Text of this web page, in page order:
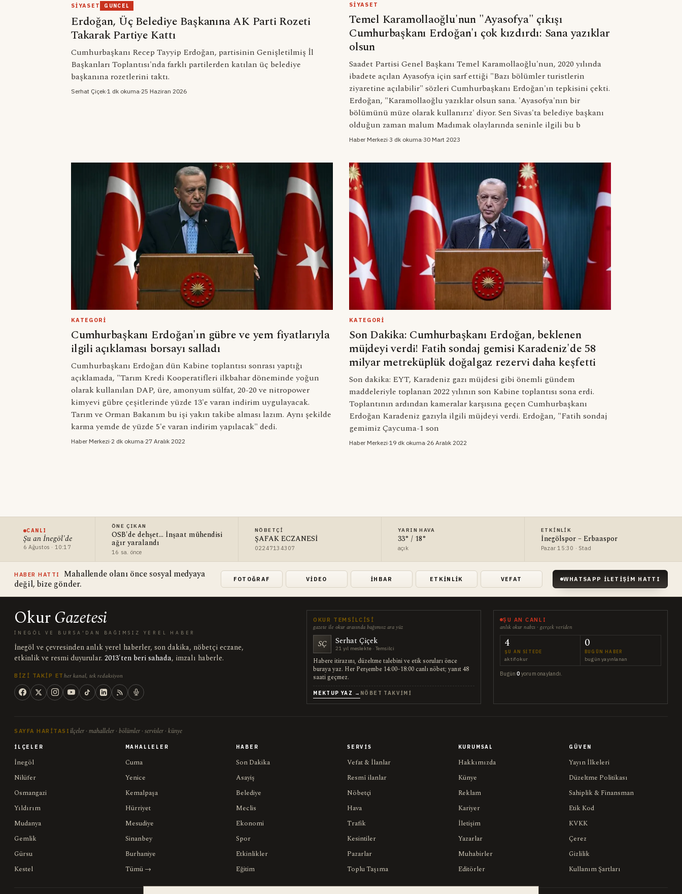
SIYASET GUNCEL
Erdoğan, Üç Belediye Başkanına AK Parti Rozeti
Takarak Partiye Kattı
Cumhurbaşkanı Recep Tayyip Erdoğan, partisinin Genişletilmiş İl
Başkanları Toplantısı'nda farklı partilerden katılan üç belediye
başkanına rozetlerini taktı.
Serhat Çiçek·1 dk okuma·25 Haziran 2026
SIYASET
Temel Karamollaoğlu'nun "Ayasofya" çıkışı
Cumhurbaşkanı Erdoğan'ı çok kızdırdı: Sana yazıklar
olsun
Saadet Partisi Genel Başkanı Temel Karamollaoğlu'nun, 2020 yılında
ibadete açılan Ayasofya için sarf ettiği "Bazı bölümler turistlerin
ziyaretine açılabilir" sözleri Cumhurbaşkanı Erdoğan'ın tepkisini çekti.
Erdoğan, "Karamollaoğlu yazıklar olsun sana. 'Ayasofya'nın bir
bölümünü müze olarak kullanırız' diyor. Sen Sivas'ta belediye başkanı
olduğun zaman malum Madımak olaylarında seninle ilgili bu b
Haber Merkezi·3 dk okuma·30 Mart 2023
KATEGORI
Cumhurbaşkanı Erdoğan'ın gübre ve yem fiyatlarıyla
ilgili açıklaması borsayı salladı
Cumhurbaşkanı Erdoğan dün Kabine toplantısı sonrası yaptığı
açıklamada, "Tarım Kredi Kooperatifleri ilkbahar döneminde yoğun
olarak kullanılan DAP, üre, amonyum sülfat, 20-20 ve nitropower
kimyevi gübre çeşitlerinde yüzde 13'e varan indirim uygulayacak.
Tarım ve Orman Bakanım bu işi yakın takibe alması lazım. Aynı şekilde
karma yemde de yüzde 5'e varan indirim yapılacak" dedi.
Haber Merkezi·2 dk okuma·27 Aralık 2022
KATEGORI
Son Dakika: Cumhurbaşkanı Erdoğan, beklenen
müjdeyi verdi! Fatih sondaj gemisi Karadeniz'de 58
milyar metreküplük doğalgaz rezervi daha keşfetti
Son dakika: EYT, Karadeniz gazı müjdesi gibi önemli gündem
maddeleriyle toplanan 2022 yılının son Kabine toplantısı sona erdi.
Toplantının ardından kameralar karşısına geçen Cumhurbaşkanı
Erdoğan Karadeniz gazıyla ilgili müjdeyi verdi. Erdoğan, "Fatih sondaj
gemimiz Çaycuma-1 son
Haber Merkezi·19 dk okuma·26 Aralık 2022
CANLI
Şu an İnegöl'de
6 Ağustos · 10:17
ÖNE ÇIKAN
OSB'de dehşet... İnşaat mühendisi
ağır yaralandı
16 sa. önce
NÖBETÇI
ŞAFAK ECZANESİ
02247134307
YARIN HAVA
33° / 18°
açık
ETKINLIK
İnegölspor – Erbaaspor
Pazar 15:30 · Stad
HABER HATTI
Mahallende olanı önce sosyal medyaya
değil, bize gönder.
FOTOĞRAF VIDEO İHBAR ETKINLIK VEFAT WHATSAPP İLETIŞIM HATTI
OkurGazetesi
İNEGÖL VE BURSA'DAN BAĞIMSIZ YEREL HABER
İnegöl ve çevresinden anlık yerel haberler, son dakika, nöbetçi eczane,
etkinlik ve resmi duyurular. 2013'ten beri sahada, imzalı haberle.
BIZI TAKIP ETher kanal, tek redaksiyon
OKUR TEMSILCISI
gazete ile okur arasında bağımsız ara yüz
SÇ Serhat Çiçek
21 yıl meslekte · Temsilci
Habere itirazını, düzeltme talebini ve etik soruları önce
buraya yaz. Her Perşembe 14:00–18:00 canlı nöbet; yanıt 48
saati geçmez.
MEKTUP YAZ → NÖBET TAKVIMI
ŞU AN CANLI
anlık okur nabzı · gerçek veriden
4
ŞU AN SITEDE
aktif okur
0
BUGÜN HABER
bugün yayınlanan
Bugün0 yorum onaylandı.
SAYFA HARITASI ilçeler · mahalleler · bölümler · servisler · künye
İLÇELER
İnegöl
Nilüfer
Osmangazi
Yıldırım
Mudanya
Gemlik
Gürsu
Kestel
MAHALLELER
Cuma
Yenice
Kemalpaşa
Hürriyet
Mesudiye
Sinanbey
Burhaniye
Tümü →
HABER
Son Dakika
Asayiş
Belediye
Meclis
Ekonomi
Spor
Etkinlikler
Eğitim
SERVIS
Vefat & İlanlar
Resmî ilanlar
Nöbetçi
Hava
Trafik
Kesintiler
Pazarlar
Toplu Taşıma
KURUMSAL
Hakkımızda
Künye
Reklam
Kariyer
İletişim
Yazarlar
Muhabirler
Editörler
GÜVEN
Yayın İlkeleri
Düzeltme Politikası
Sahiplik & Finansman
Etik Kod
KVKK
Çerez
Gizlilik
Kullanım Şartları